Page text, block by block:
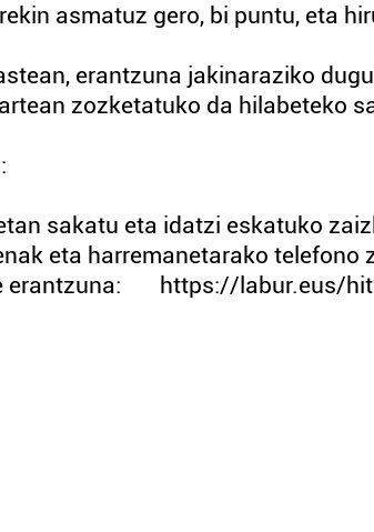
asmatuz gero, bi puntu, eta
erantzuna jakinaraziko
zozketatuko da hilabeteko
sakatu eta idatzi eskatuko
eta harremanetarako telefono
https://labur.eus/